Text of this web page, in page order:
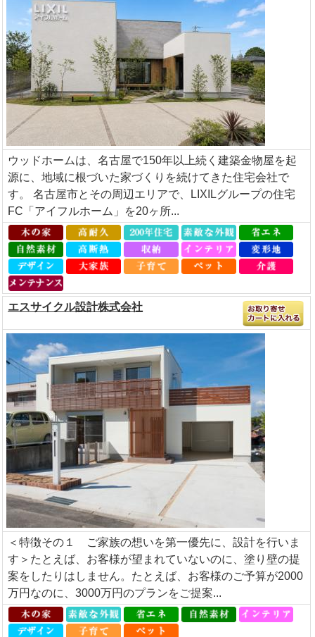
ウッドホームは、名古屋で150年以上続く建築金物屋を起
源に、地域に根づいた家づくりを続けてきた住宅会社で
す。 名古屋市とその周辺エリアで、LIXILグループの住宅
FC「アイフルホーム」を20ヶ所...
エスサイクル設計株式会社
＜特徴その１ ご家族の想いを第一優先に、設計を行いま
す＞たとえば、お客様が望まれていないのに、塗り壁の提
案をしたりはしません。たとえば、お客様のご予算が2000
万円なのに、3000万円のプランをご提案...